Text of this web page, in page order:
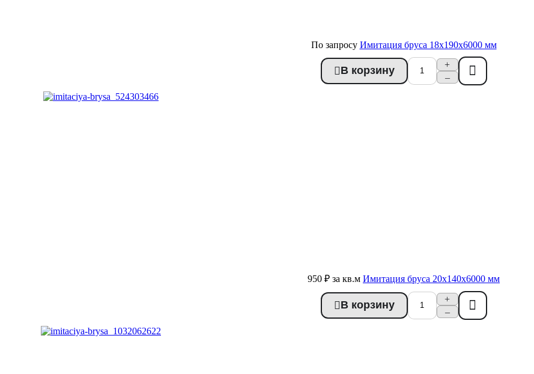
По запросу Имитация бруса 18x190x6000 мм
В корзину
+
–
Купить в 1 клик
950 ₽ за кв.м Имитация бруса 20x140x6000 мм
В корзину
+
–
Купить в 1 клик